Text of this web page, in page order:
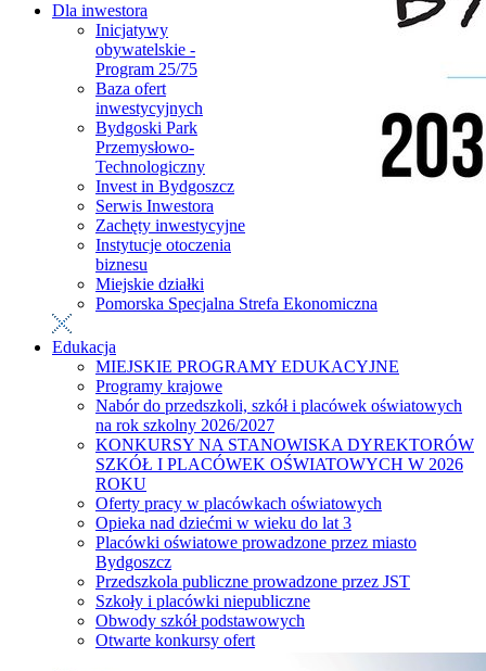
Dla inwestora
Inicjatywy
obywatelskie -
Program 25/75
Baza ofert
inwestycyjnych
Bydgoski Park
Przemysłowo-
Technologiczny
Invest in Bydgoszcz
Serwis Inwestora
Zachęty inwestycyjne
Instytucje otoczenia
biznesu
Miejskie działki
Pomorska Specjalna Strefa Ekonomiczna
Edukacja
MIEJSKIE PROGRAMY EDUKACYJNE
Programy krajowe
Nabór do przedszkoli, szkół i placówek oświatowych
na rok szkolny 2026/2027
KONKURSY NA STANOWISKA DYREKTORÓW
SZKÓŁ I PLACÓWEK OŚWIATOWYCH W 2026
ROKU
Oferty pracy w placówkach oświatowych
Opieka nad dziećmi w wieku do lat 3
Placówki oświatowe prowadzone przez miasto
Bydgoszcz
Przedszkola publiczne prowadzone przez JST
Szkoły i placówki niepubliczne
Obwody szkół podstawowych
Otwarte konkursy ofert